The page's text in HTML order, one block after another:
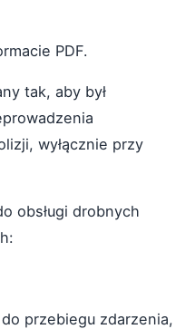
PDF.
tak, aby był
wyłącznie przy
obsługi drobnych
przebiegu zdarzenia,